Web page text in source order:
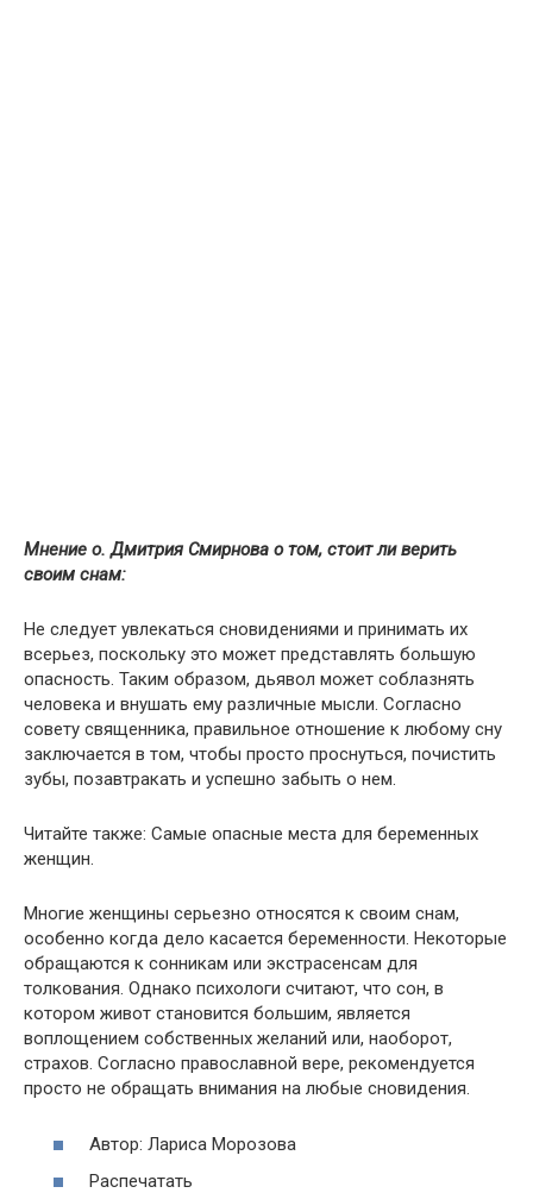
Мнение о. Дмитрия Смирнова о том, стоит ли верить
своим снам:
Не следует увлекаться сновидениями и принимать их
всерьез, поскольку это может представлять большую
опасность. Таким образом, дьявол может соблазнять
человека и внушать ему различные мысли. Согласно
совету священника, правильное отношение к любому сну
заключается в том, чтобы просто проснуться, почистить
зубы, позавтракать и успешно забыть о нем.
Читайте также: Самые опасные места для беременных
женщин.
Многие женщины серьезно относятся к своим снам,
особенно когда дело касается беременности. Некоторые
обращаются к сонникам или экстрасенсам для
толкования. Однако психологи считают, что сон, в
котором живот становится большим, является
воплощением собственных желаний или, наоборот,
страхов. Согласно православной вере, рекомендуется
просто не обращать внимания на любые сновидения.
Автор: Лариса Морозова
Распечатать